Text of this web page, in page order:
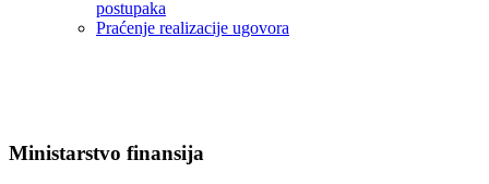
postupaka
Praćenje realizacije ugovora
Ministarstvo finansija